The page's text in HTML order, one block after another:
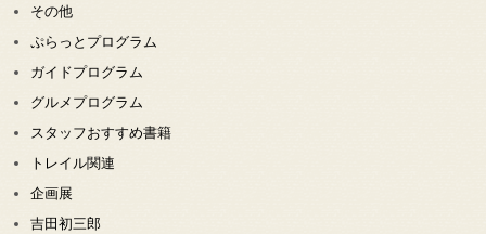
その他
ぷらっとプログラム
ガイドプログラム
グルメプログラム
スタッフおすすめ書籍
トレイル関連
企画展
吉田初三郎